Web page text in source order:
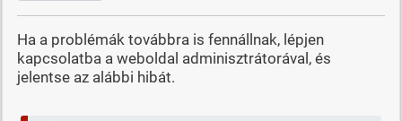
Ha a problémák továbbra is fennállnak, lépjen
kapcsolatba a weboldal adminisztrátorával, és
jelentse az alábbi hibát.